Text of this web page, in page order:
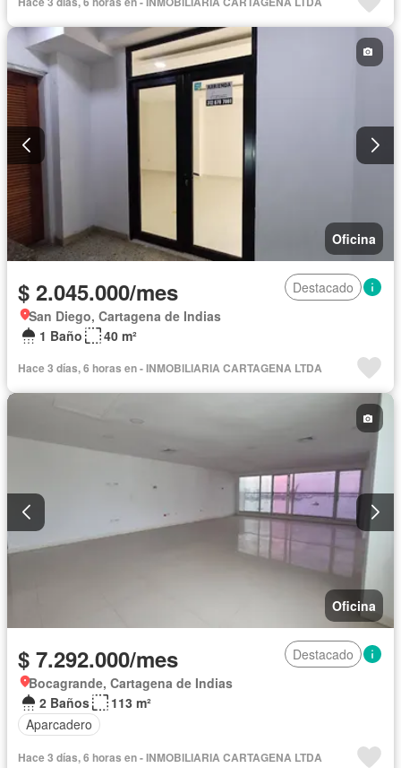
Oficina
$ 2.045.000/mes
Destacado
San Diego, Cartagena de Indias
1 Baño
40 m²
Hace 3 días, 6 horas en - INMOBILIARIA CARTAGENA LTDA
Oficina
$ 7.292.000/mes
Destacado
Bocagrande, Cartagena de Indias
2 Baños
113 m²
Aparcadero
Hace 3 días, 6 horas en - INMOBILIARIA CARTAGENA LTDA